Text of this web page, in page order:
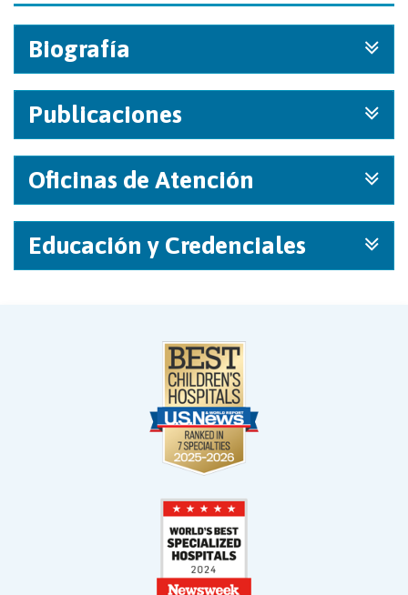
Biografía
Publicaciones
Oficinas de Atención
Educación y Credenciales